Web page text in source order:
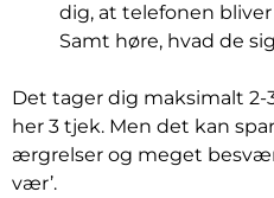
dig, at telefonen
Samt høre, hvad de
Det tager dig maksimalt
her 3 tjek. Men det kan
ærgrelser og meget
vær’.